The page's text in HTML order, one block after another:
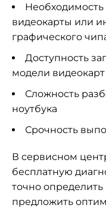
видеокарты или
графического
Доступность
модели
Сложность
ноутбука
Срочность
В сервисном
бесплатную
точно
предложить